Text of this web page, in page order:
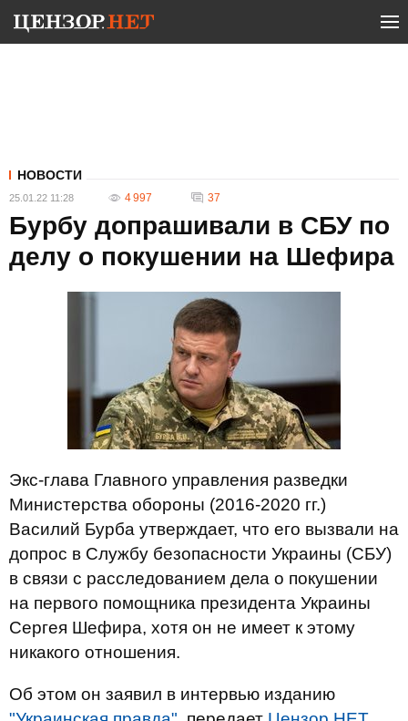
НОВОСТИ
25.01.22 11:28 4 997 37
Бурбу допрашивали в СБУ по
делу о покушении на Шефира
Экс-глава Главного управления разведки
Министерства обороны (2016-2020 гг.)
Василий Бурба утверждает, что его вызвали на
допрос в Службу безопасности Украины (СБУ)
в связи с расследованием дела о покушении
на первого помощника президента Украины
Сергея Шефира, хотя он не имеет к этому
никакого отношения.
Об этом он заявил в интервью изданию